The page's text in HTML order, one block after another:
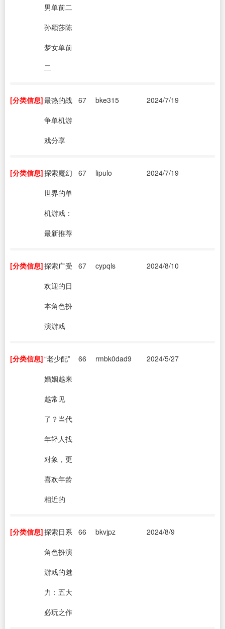
男单前二
孙颖莎陈
梦女单前
二
[分类信息]最热的战
争单机游
戏分享
67 bke315 2024/7/19
[分类信息]探索魔幻
世界的单
机游戏：
最新推荐
67 lipulo 2024/7/19
[分类信息]探索广受
欢迎的日
本角色扮
演游戏
67 cypqls 2024/8/10
[分类信息]“老少配”
婚姻越来
越常见
了？当代
年轻人找
对象，更
喜欢年龄
相近的
66 rmbk0dad9 2024/5/27
[分类信息]探索日系
角色扮演
游戏的魅
力：五大
必玩之作
66 bkvjpz 2024/8/9